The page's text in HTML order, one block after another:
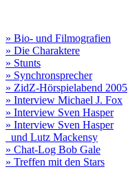
» Bio- und Filmografien
» Die Charaktere
» Stunts
» Synchronsprecher
» ZidZ-Hörspielabend 2005
» Interview Michael J. Fox
» Interview Sven Hasper
» Interview Sven Hasper
und Lutz Mackensy
» Chat-Log Bob Gale
» Treffen mit den Stars